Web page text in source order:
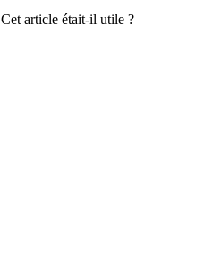
Cet article était-il utile ?